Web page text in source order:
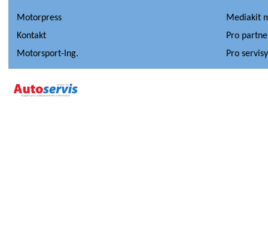
Motorpress
Mediakit
Kontakt
Pro
Motorsport-Ing.
Pro servisy